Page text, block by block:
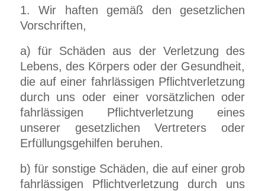
1. Wir haften gemäß den gesetzlichen
Vorschriften,
a) für Schäden aus der Verletzung des
Lebens, des Körpers oder der Gesundheit,
die auf einer fahrlässigen Pflichtverletzung
durch uns oder einer vorsätzlichen oder
fahrlässigen Pflichtverletzung eines
unserer gesetzlichen Vertreters oder
Erfüllungsgehilfen beruhen.
b) für sonstige Schäden, die auf einer grob
fahrlässigen Pflichtverletzung durch uns